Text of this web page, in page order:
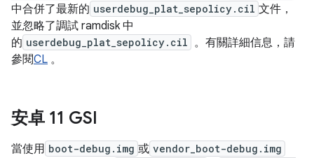
中合併了最新的 userdebug_plat_sepolicy.cil 文件，
並忽略了調試 ramdisk 中
的 userdebug_plat_sepolicy.cil 。有關詳細信息，請
參閱CL 。
安卓 11 GSI
當使用 boot-debug.img 或 vendor_boot-debug.img